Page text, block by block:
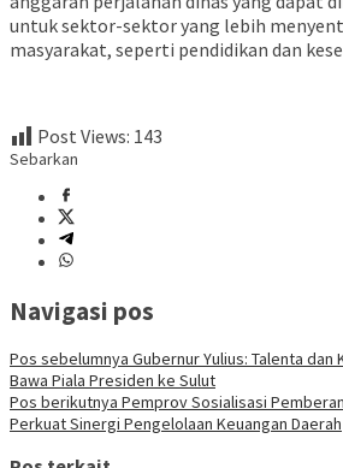
untuk sektor-sektor yang lebih
masyarakat, seperti pendidikan dan
Post Views: 143
Sebarkan
Navigasi pos
Pos sebelumnya Gubernur Yulius: Talenta dan
Bawa Piala Presiden ke Sulut
Pos berikutnya Pemprov Sosialisasi
Perkuat Sinergi Pengelolaan Keuangan Daerah